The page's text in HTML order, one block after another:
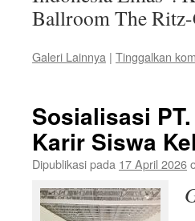
Ballroom The
Galeri Lainnya | Tinggalkan
Sosialisasi
Karir Siswa
Dipublikasi pada 17 April 2026